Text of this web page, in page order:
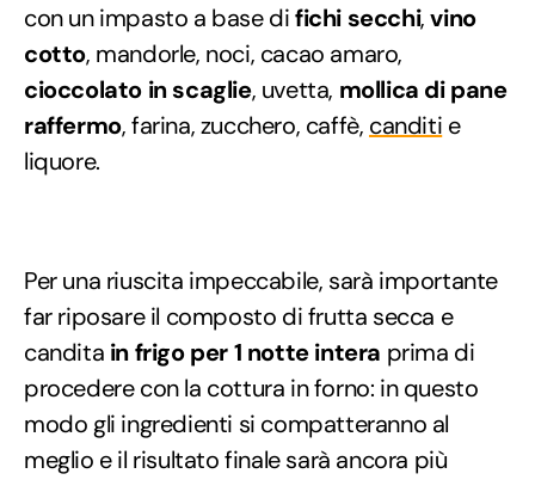
con un impasto a base difichi secchi,vino
cotto, mandorle, noci, cacao amaro,
cioccolato in scaglie, uvetta, mollica di pane
raffermo, farina, zucchero, caffè, canditi e
liquore.
Per una riuscita impeccabile, sarà importante
far riposare il composto di frutta secca e
candita in frigo per 1 notte intera prima di
procedere con la cottura in forno: in questo
modo gli ingredienti si compatteranno al
meglio e il risultato finale sarà ancora più